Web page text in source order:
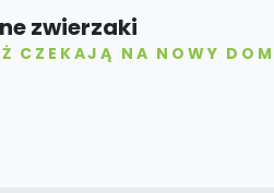
zwierzaki
CZEKAJĄ NA NOWY DOM